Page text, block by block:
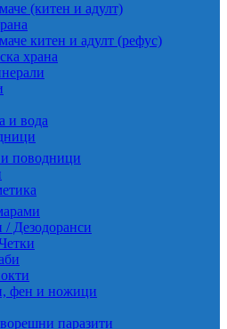
(китен и адулт)
китен и адулт (рефус)
храна
и вода
поводници
Дезодоранси
фен и ножици
паразити